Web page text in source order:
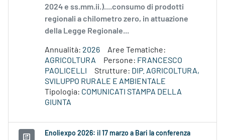
2024 e ss.mm.ii.)....consumo di prodotti
regionali a chilometro zero, in attuazione
della Legge Regionale...
Annualità: 2026
Aree Tematiche:
AGRICOLTURA
Persone: FRANCESCO
PAOLICELLI
Strutture: DIP. AGRICOLTURA,
SVILUPPO RURALE E AMBIENTALE
Tipologia: COMUNICATI STAMPA DELLA
GIUNTA
Enoliexpo 2026: il 17 marzo a Bari la conferenza